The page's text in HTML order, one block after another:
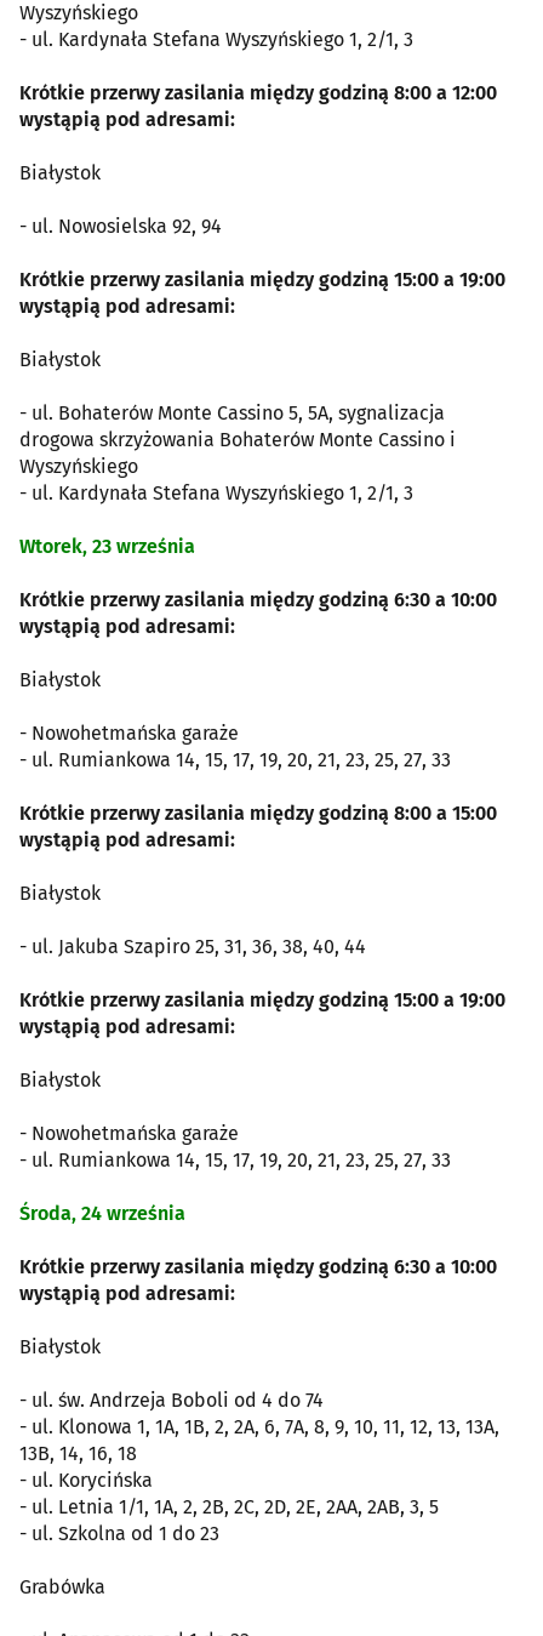
Wyszyńskiego
- ul. Kardynała Stefana Wyszyńskiego 1, 2/1, 3
Krótkie przerwy zasilania między godziną 8:00 a 12:00
wystąpią pod adresami:
Białystok
- ul. Nowosielska 92, 94
Krótkie przerwy zasilania między godziną 15:00 a 19:00
wystąpią pod adresami:
Białystok
- ul. Bohaterów Monte Cassino 5, 5A, sygnalizacja
drogowa skrzyżowania Bohaterów Monte Cassino i
Wyszyńskiego
- ul. Kardynała Stefana Wyszyńskiego 1, 2/1, 3
Wtorek, 23 września
Krótkie przerwy zasilania między godziną 6:30 a 10:00
wystąpią pod adresami:
Białystok
- Nowohetmańska garaże
- ul. Rumiankowa 14, 15, 17, 19, 20, 21, 23, 25, 27, 33
Krótkie przerwy zasilania między godziną 8:00 a 15:00
wystąpią pod adresami:
Białystok
- ul. Jakuba Szapiro 25, 31, 36, 38, 40, 44
Krótkie przerwy zasilania między godziną 15:00 a 19:00
wystąpią pod adresami:
Białystok
- Nowohetmańska garaże
- ul. Rumiankowa 14, 15, 17, 19, 20, 21, 23, 25, 27, 33
Środa, 24 września
Krótkie przerwy zasilania między godziną 6:30 a 10:00
wystąpią pod adresami:
Białystok
- ul. św. Andrzeja Boboli od 4 do 74
- ul. Klonowa 1, 1A, 1B, 2, 2A, 6, 7A, 8, 9, 10, 11, 12, 13, 13A,
13B, 14, 16, 18
- ul. Korycińska
- ul. Letnia 1/1, 1A, 2, 2B, 2C, 2D, 2E, 2AA, 2AB, 3, 5
- ul. Szkolna od 1 do 23
Grabówka